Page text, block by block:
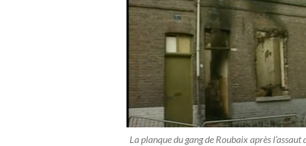
La planque du gang de Roubaix après